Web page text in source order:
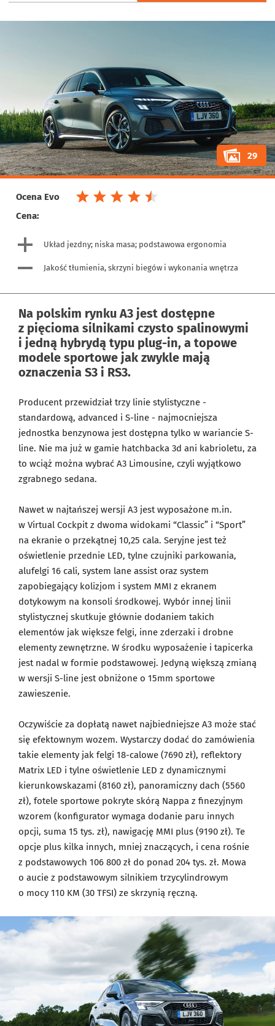
29
Ocena Evo
Cena:
Układ jezdny; niska masa; podstawowa ergonomia
Jakość tłumienia, skrzyni biegów i wykonania wnętrza
Na polskim rynku A3 jest dostępne
z pięcioma silnikami czysto spalinowymi
i jedną hybrydą typu plug-in, a topowe
modele sportowe jak zwykle mają
oznaczenia S3 i RS3.
Producent przewidział trzy linie stylistyczne -
standardową, advanced i S-line - najmocniejsza
jednostka benzynowa jest dostępna tylko w wariancie S-
line. Nie ma już w gamie hatchbacka 3d ani kabrioletu, za
to wciąż można wybrać A3 Limousine, czyli wyjątkowo
zgrabnego sedana.
Nawet w najtańszej wersji A3 jest wyposażone m.in.
w Virtual Cockpit z dwoma widokami “Classic” i “Sport”
na ekranie o przekątnej 10,25 cala. Seryjne jest też
oświetlenie przednie LED, tylne czujniki parkowania,
alufelgi 16 cali, system lane assist oraz system
zapobiegający kolizjom i system MMI z ekranem
dotykowym na konsoli środkowej. Wybór innej linii
stylistycznej skutkuje głównie dodaniem takich
elementów jak większe felgi, inne zderzaki i drobne
elementy zewnętrzne. W środku wyposażenie i tapicerka
jest nadal w formie podstawowej. Jedyną większą zmianą
w wersji S-line jest obniżone o 15mm sportowe
zawieszenie.
Oczywiście za dopłatą nawet najbiedniejsze A3 może stać
się efektownym wozem. Wystarczy dodać do zamówienia
takie elementy jak felgi 18-calowe (7690 zł), reflektory
Matrix LED i tylne oświetlenie LED z dynamicznymi
kierunkowskazami (8160 zł), panoramiczny dach (5560
zł), fotele sportowe pokryte skórą Nappa z finezyjnym
wzorem (konfigurator wymaga dodanie paru innych
opcji, suma 15 tys. zł), nawigację MMI plus (9190 zł). Te
opcje plus kilka innych, mniej znaczących, i cena rośnie
z podstawowych 106 800 zł do ponad 204 tys. zł. Mowa
o aucie z podstawowym silnikiem trzycylindrowym
o mocy 110 KM (30 TFSI) ze skrzynią ręczną.